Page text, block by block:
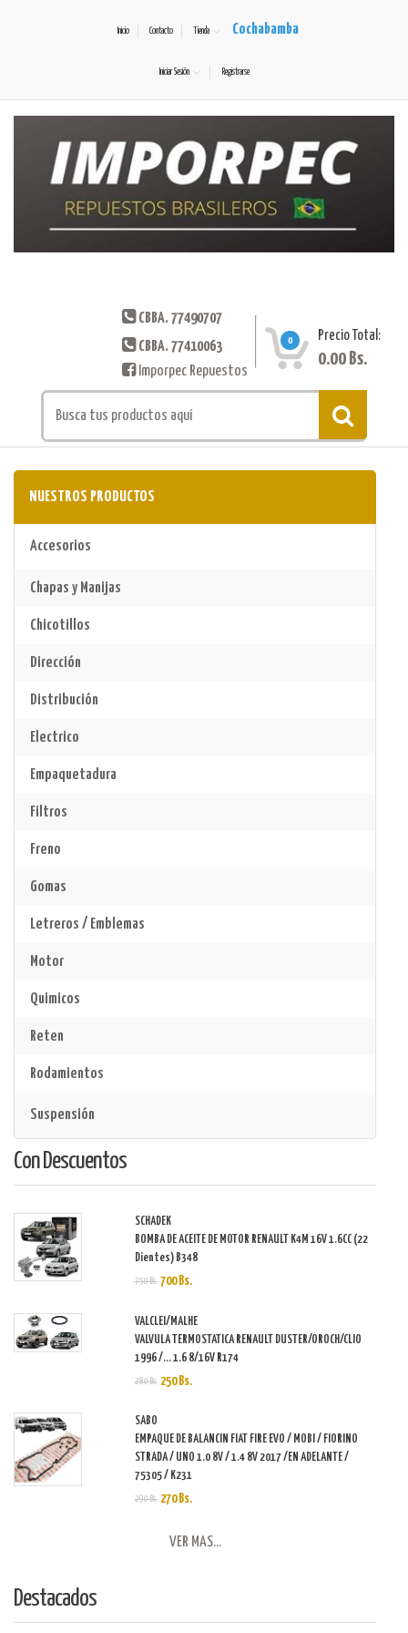
Inicio Contacto Tienda Cochabamba
Iniciar Sesión Registrarse
CBBA. 77490707
CBBA. 77410063
Imporpec Repuestos
0 Precio Total:
0.00 Bs.
NUESTROS PRODUCTOS
Accesorios
Chapas y Manijas
Chicotillos
Dirección
Distribución
Electrico
Empaquetadura
Filtros
Freno
Gomas
Letreros / Emblemas
Motor
Quimicos
Reten
Rodamientos
Suspensión
Con Descuentos
SCHADEK
BOMBA DE ACEITE DE MOTOR RENAULT K4M 16V 1.6CC (22
Dientes) B348
750 Bs. 700 Bs.
VALCLEI/MALHE
VALVULA TERMOSTATICA RENAULT DUSTER/OROCH/CLIO
1996 /... 1.6 8/16V R174
280 Bs. 250 Bs.
SABO
EMPAQUE DE BALANCIN FIAT FIRE EVO / MOBI / FIORINO
STRADA / UNO 1.0 8V / 1.4 8V 2017 /EN ADELANTE /
75305 / K231
290 Bs. 270 Bs.
VER MAS...
Destacados